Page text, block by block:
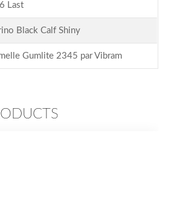
Last
Black Calf Shiny
Gumlite 2345 par Vibram